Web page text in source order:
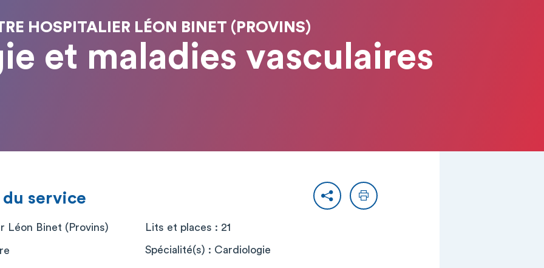
HOSPITALIER LÉON BINET (PROVINS)
et maladies vasculaires
PartagerImprimer
service
Léon Binet (Provins) Lits et places : 21
Spécialité(s) : Cardiologie